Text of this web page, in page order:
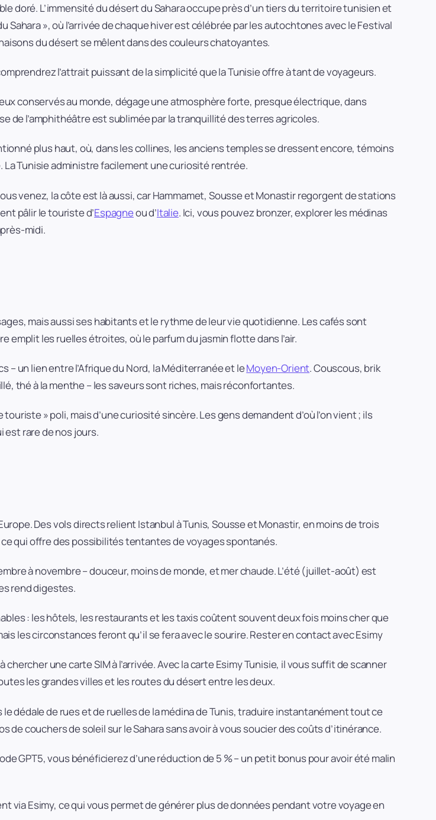
doré. L’immensité du désert du Sahara occupe près d’un tiers du territoire tunisien et
», où l’arrivée de chaque hiver est célébrée par les autochtones avec le Festival
du désert se mêlent dans des couleurs chatoyantes.
l’attrait puissant de la simplicité que la Tunisie offre à tant de voyageurs.
conservés au monde, dégage une atmosphère forte, presque électrique, dans
de l’amphithéâtre est sublimée par la tranquillité des terres agricoles.
plus haut, où, dans les collines, les anciens temples se dressent encore, témoins
Tunisie administre facilement une curiosité rentrée.
venez, la côte est là aussi, car Hammamet, Sousse et Monastir regorgent de stations
pâlir le touriste d’Espagneou d’Italie. Ici, vous pouvez bronzer, explorer les médinas
midi.
mais aussi ses habitants et le rythme de leur vie quotidienne. Les cafés sont
emplit les ruelles étroites, où le parfum du jasmin flotte dans l’air.
un lien entre l’Afrique du Nord, la Méditerranée et leMoyen-Orient. Couscous, brik
thé à la menthe – les saveurs sont riches, mais réconfortantes.
» poli, mais d’une curiosité sincère. Les gens demandent d’où l’on vient ; ils
est rare de nos jours.
Des vols directs relient Istanbul à Tunis, Sousse et Monastir, en moins de trois
qui offre des possibilités tentantes de voyages spontanés.
à novembre – douceur, moins de monde, et mer chaude. L’été (juillet-août) est
rend digestes.
: les hôtels, les restaurants et les taxis coûtent souvent deux fois moins cher que
les circonstances feront qu’il se fera avec le sourire. Rester en contact avec Esimy
une carte SIM à l’arrivée. Avec la carte Esimy Tunisie, il vous suffit de scanner
les grandes villes et les routes du désert entre les deux.
dédale de rues et de ruelles de la médina de Tunis, traduire instantanément tout ce
de couchers de soleil sur le Sahara sans avoir à vous soucier des coûts d’itinérance.
GPT5, vous bénéficierez d’une réduction de 5 % – un petit bonus pour avoir été malin
via Esimy, ce qui vous permet de générer plus de données pendant votre voyage en